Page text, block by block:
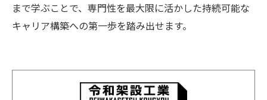
まで学ぶことで、専門性を最大限に活かした持続可能な
キャリア構築への第一歩を踏み出せます。